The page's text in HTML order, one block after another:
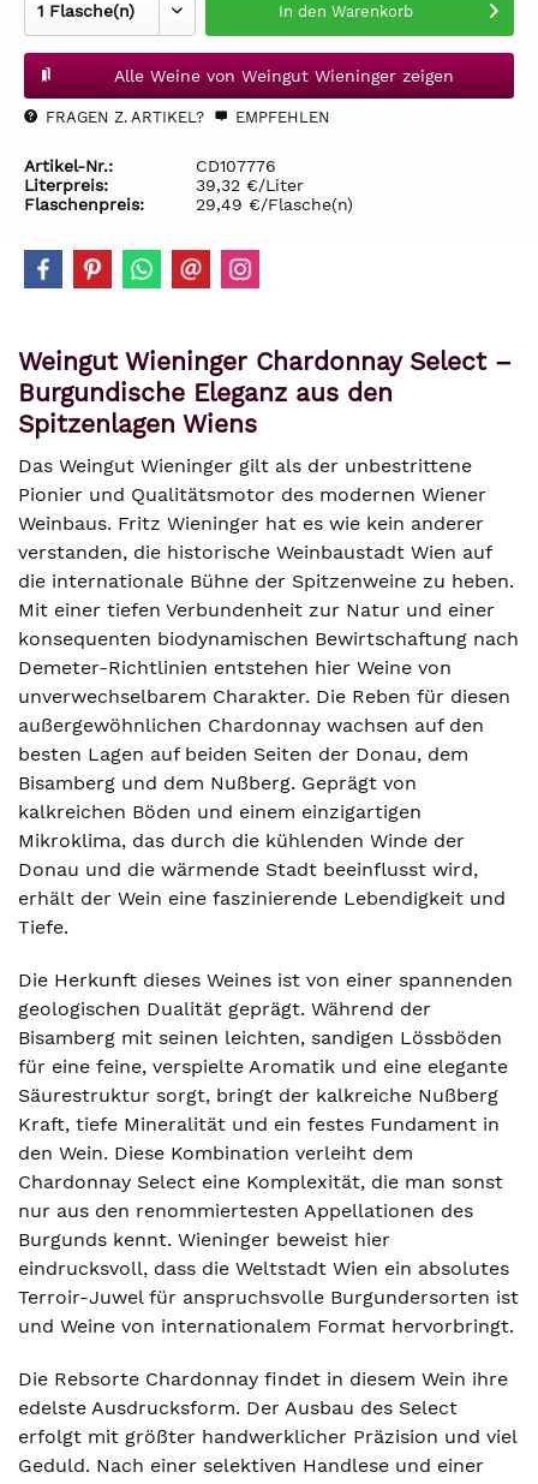
In den Warenkorb
Alle Weine von Weingut Wieninger zeigen
FRAGEN Z. ARTIKEL? EMPFEHLEN
Artikel-Nr.:
CD107776
Literpreis:
39,32 €/Liter
Flaschenpreis:
29,49 €/Flasche(n)
Weingut Wieninger Chardonnay Select –
Burgundische Eleganz aus den
Spitzenlagen Wiens
Das Weingut Wieninger gilt als der unbestrittene
Pionier und Qualitätsmotor des modernen Wiener
Weinbaus. Fritz Wieninger hat es wie kein anderer
verstanden, die historische Weinbaustadt Wien auf
die internationale Bühne der Spitzenweine zu heben.
Mit einer tiefen Verbundenheit zur Natur und einer
konsequenten biodynamischen Bewirtschaftung nach
Demeter-Richtlinien entstehen hier Weine von
unverwechselbarem Charakter. Die Reben für diesen
außergewöhnlichen Chardonnay wachsen auf den
besten Lagen auf beiden Seiten der Donau, dem
Bisamberg und dem Nußberg. Geprägt von
kalkreichen Böden und einem einzigartigen
Mikroklima, das durch die kühlenden Winde der
Donau und die wärmende Stadt beeinflusst wird,
erhält der Wein eine faszinierende Lebendigkeit und
Tiefe.
Die Herkunft dieses Weines ist von einer spannenden
geologischen Dualität geprägt. Während der
Bisamberg mit seinen leichten, sandigen Lössböden
für eine feine, verspielte Aromatik und eine elegante
Säurestruktur sorgt, bringt der kalkreiche Nußberg
Kraft, tiefe Mineralität und ein festes Fundament in
den Wein. Diese Kombination verleiht dem
Chardonnay Select eine Komplexität, die man sonst
nur aus den renommiertesten Appellationen des
Burgunds kennt. Wieninger beweist hier
eindrucksvoll, dass die Weltstadt Wien ein absolutes
Terroir-Juwel für anspruchsvolle Burgundersorten ist
und Weine von internationalem Format hervorbringt.
Die Rebsorte Chardonnay findet in diesem Wein ihre
edelste Ausdrucksform. Der Ausbau des Select
erfolgt mit größter handwerklicher Präzision und viel
Geduld. Nach einer selektiven Handlese und einer